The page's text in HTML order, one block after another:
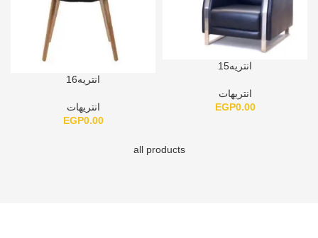
انتريه15
انتريهات
EGP0.00
انتريه16
انتريهات
EGP0.00
all products